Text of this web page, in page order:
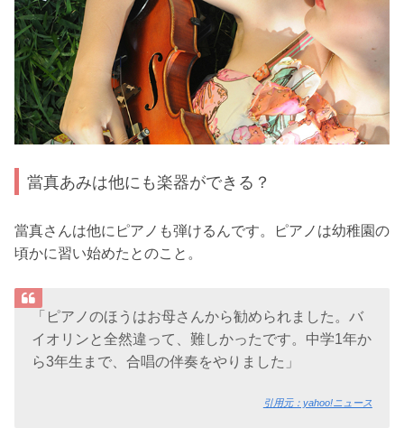
當真あみは他にも楽器ができる？
當真さんは他にピアノも弾けるんです。ピアノは幼稚園の
頃かに習い始めたとのこと。
「ピアノのほうはお母さんから勧められました。バ
イオリンと全然違って、難しかったです。中学1年か
ら3年生まで、合唱の伴奏をやりました」
引用元：yahoo!ニュース